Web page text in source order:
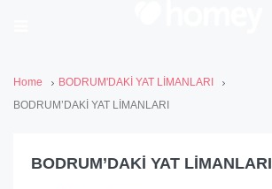
Home
BODRUM'DAKİ YAT LİMANLARI
BODRUM’DAKİ YAT LİMANLARI
BODRUM’DAKİ YAT LİMANLARI